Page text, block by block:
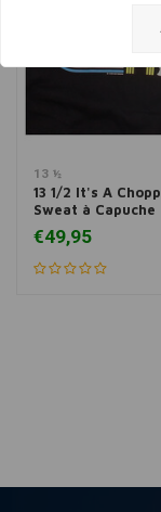
13 ½
13 1/2 It's A
Sweat à Capuche
€49,95